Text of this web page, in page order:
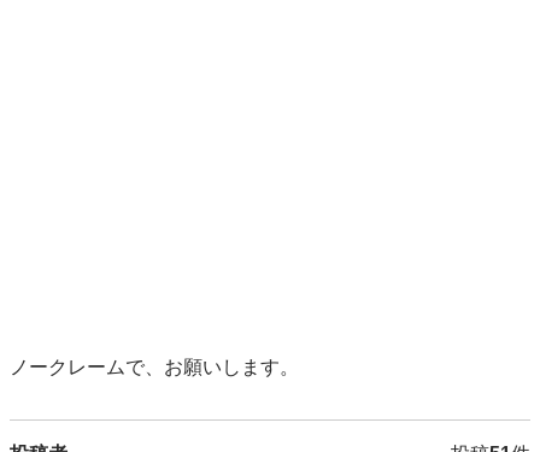
ノークレームで、お願いします。